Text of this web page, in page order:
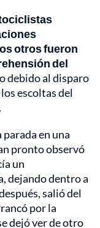
otros fueron
del
debido al disparo
escoltas del
en una
pronto observó
un
dejando dentro a
salió del
por la
dejó ver de otro